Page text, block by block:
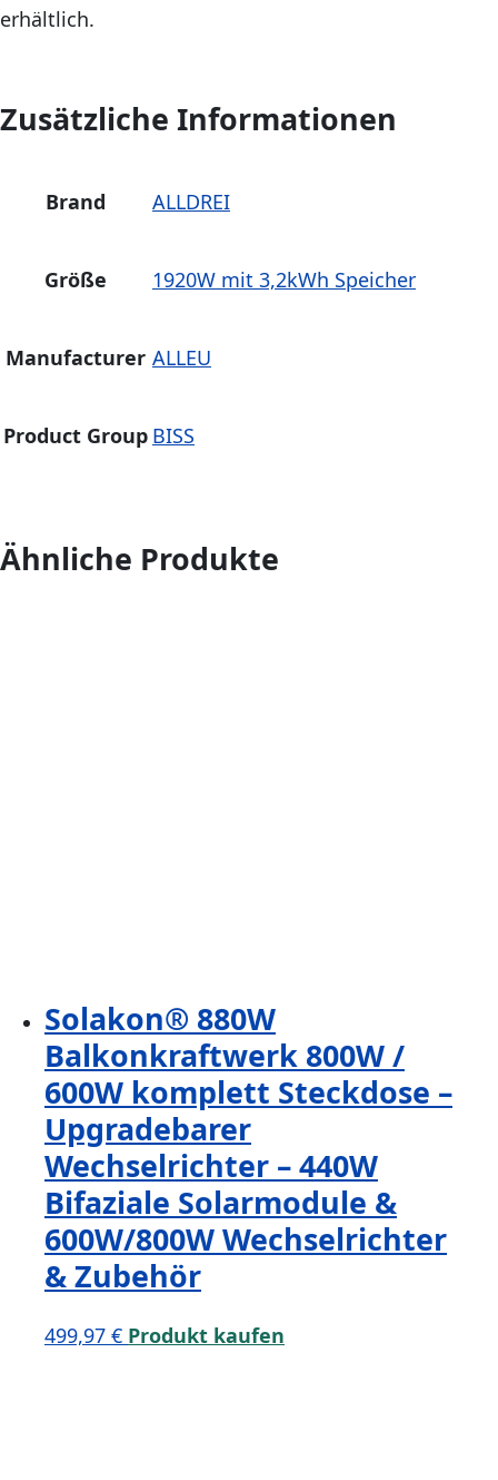
erhältlich.
Zusätzliche Informationen
Brand ALLDREI
Größe 1920W mit 3,2kWh Speicher
Manufacturer ALLEU
Product Group BISS
Ähnliche Produkte
Solakon® 880W
Balkonkraftwerk 800W /
600W komplett Steckdose –
Upgradebarer
Wechselrichter – 440W
Bifaziale Solarmodule &
600W/800W Wechselrichter
& Zubehör
499,97 € Produkt kaufen